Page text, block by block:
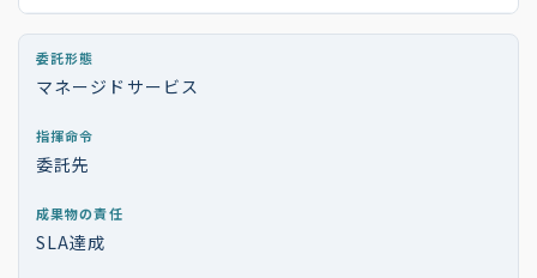
マネージドサービス
委託先
SLA達成